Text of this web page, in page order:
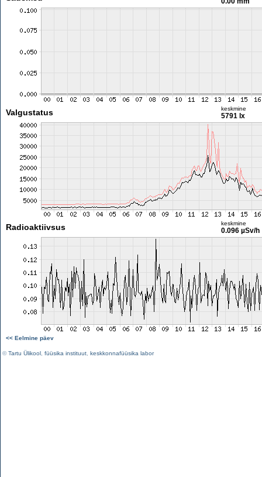
Valgustatus keskmine
5791 lx
Radioaktiivsus keskmine
0.096 µSv/h
<< Eelmine päev
©Tartu Ülikool füüsika instituut keskkonnafüüsika labor